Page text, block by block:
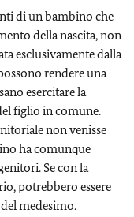
di un bambino che
della nascita, non
esclusivamente dalla
rendere una
esercitare la
figlio in comune.
non venisse
ha comunque
Se con la
potrebbero essere
medesimo.